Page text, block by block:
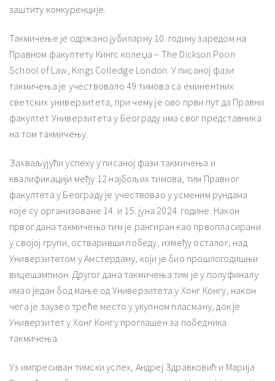
заштиту конкуренције.
Такмичење је одржано јубиларну 10. годину заредом на
Правном факултету Кингс колеџа– The Dickson Poon
School of Law, Kings Colledge London. У писаној фази
такмичења је учествовало 49 тимова са еминентних
светских универзитета, при чему је ово први пут да Правни
факултет Универзитета у Београду има свог представника
на том такмичењу.
Захваљујући успеху у писаној фази такмичења и
квалификацији међу 12 најбољих тимова, тим Правног
факултета у Београду је учествовао у усменим рундама
које су организоване 14. и 15. јуна 2024. године. Након
првог дана такмичења тим је рангиран као првопласирани
у својој групи, остваривши победу, између осталог, над
Универзитетом у Амстердаму, који је био прошлогодишњи
вицешампион. Другог дана такмичења тим је у полуфиналу
имао један бод мање од Универзитета у Хонг Конгу, након
чега је заузео треће место у укупном пласману, док је
Универзитет у Хонг Конгу проглашен за победника
такмичења.
Уз импресиван тимски успех, Андреј Здравковић и Марија